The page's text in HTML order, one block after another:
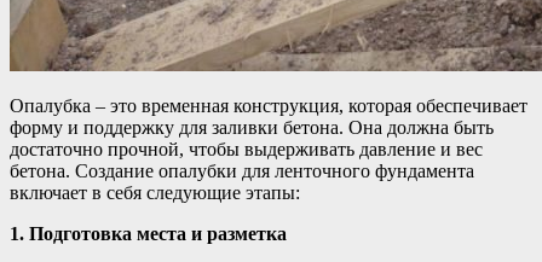
Опалубка – это временная конструкция, которая обеспечивает
форму и поддержку для заливки бетона. Она должна быть
достаточно прочной, чтобы выдерживать давление и вес
бетона. Создание опалубки для ленточного фундамента
включает в себя следующие этапы:
1. Подготовка места и разметка